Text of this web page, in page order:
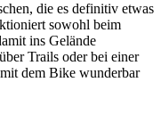
die es definitiv etwas
sowohl beim
ins Gelände
Trails oder bei einer
dem Bike wunderbar